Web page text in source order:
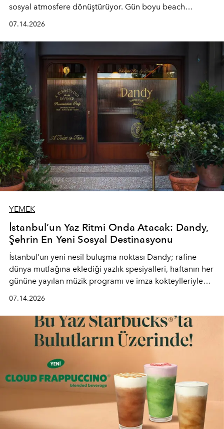
sosyal atmosfere dönüştürüyor. Gün boyu beach
mutfağını modern dokunuşlarla müzikle buluşturan
tematik gastronomi geceleri misafirlerle buluşuyor.
Paylaşıma, lezzete ve müziğe odaklanan bu özel
akşamlar, YAZ’ın sade lüks anlayışını gün batımından
geceye taşıyarak her hafta farklı bir deneyim sunuyor.
07.14.2026
YEMEK
İstanbul’un Yaz Ritmi Onda Atacak: Dandy,
Şehrin En Yeni Sosyal Destinasyonu
İstanbul’un yeni nesil buluşma noktası Dandy; rafine
dünya mutfağına eklediği yazlık spesiyalleri, haftanın her
gününe yayılan müzik programı ve imza kokteylleriyle
lüks" anlayışıyla buluşturan mekan; gurme lezzetleri, iyi
müziği ve açık havadaki özel puro alanını tek bir çatı
altında sunuyor.
07.14.2026